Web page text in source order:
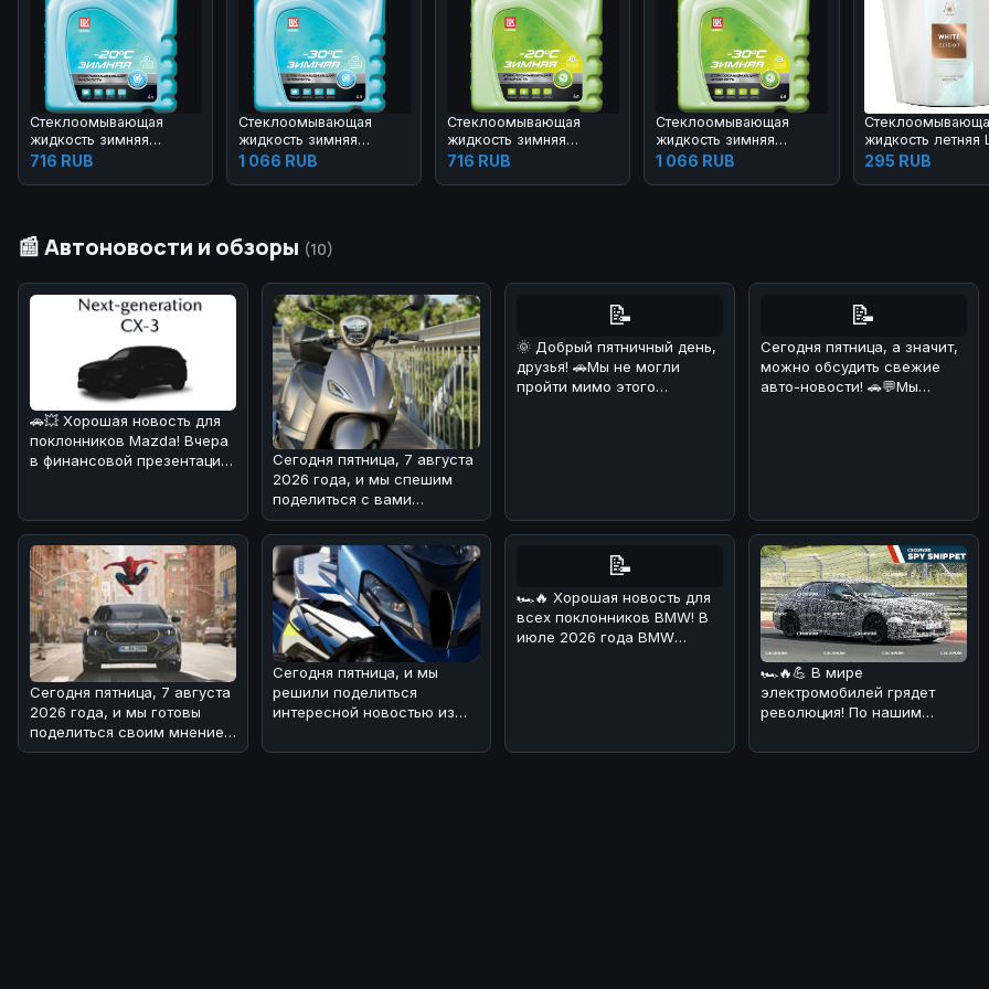
Стеклоомывающая
жидкость зимняя
ЛУКОЙЛ с нейтральным
716 RUB
Стеклоомывающая
жидкость зимняя
ЛУКОЙЛ с нейтральным
1 066 RUB
Стеклоомывающая
жидкость зимняя
ЛУКОЙЛ с ароматом
716 RUB
Стеклоомывающая
жидкость зимняя
ЛУКОЙЛ с ароматом
1 066 RUB
жидкость летняя
White Edition 3,78
295 RUB
📰 Автоновости и обзоры (10)
🚗💥 Хорошая новость для
поклонников Mazda! Вчера
в финансовой презентации
Сегодня пятница, 7 августа
2026 года, и мы спешим
поделиться с вами
интересной новостью из
мира двух
📝
🌞 Добрый пятничный день,
друзья! 🚗Мы не могли
пройти мимо этого
📝
Сегодня пятница, а значит,
можно обсудить свежие
авто-новости! 🚗💬Мы
Сегодня пятница, 7 августа
2026 года, и мы готовы
поделиться своим мнением
о свежей BMW-новости! 🏎
Сегодня пятница, и мы
решили поделиться
интересной новостью из
туристическом
📝
🏎🔥 Хорошая новость для
всех поклонников BMW! В
июле 2026 года BMW
🏎🔥💪 В мире
электромобилей грядет
революция! По нашим
аж четыре электриче